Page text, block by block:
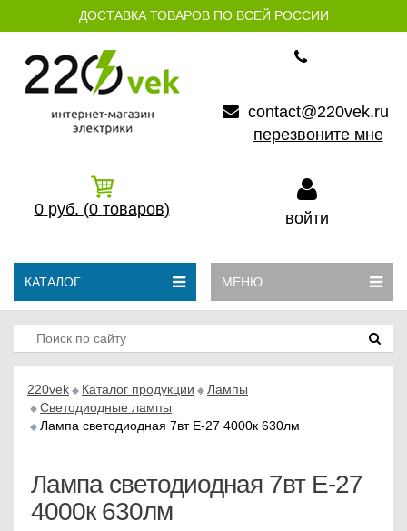
ДОСТАВКА ТОВАРОВ ПО ВСЕЙ РОССИИ
contact@220vek.ru
перезвоните мне
0 руб. (0 товаров) войти
КАТАЛОГ МЕНЮ
220vek Каталог продукции
Лампы
Светодиодные лампы
Лампа светодиодная 7вт Е-27 4000к 630лм
Лампа светодиодная 7вт Е-27
4000к 630лм